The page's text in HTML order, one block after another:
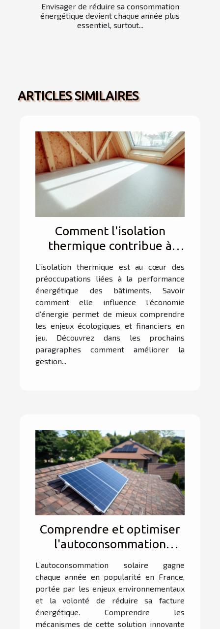
Envisager de réduire sa consommation
énergétique devient chaque année plus
essentiel, surtout...
ARTICLES SIMILAIRES
Comment l'isolation
thermique contribue à
L’isolation thermique est au cœur des
préoccupations liées à la performance
énergétique des bâtiments. Savoir
comment elle influence l’économie
d’énergie permet de mieux comprendre
les enjeux écologiques et financiers en
jeu. Découvrez dans les prochains
paragraphes comment améliorer la
gestion...
Comprendre et optimiser
l'autoconsommation
L’autoconsommation solaire gagne
chaque année en popularité en France,
portée par les enjeux environnementaux
et la volonté de réduire sa facture
énergétique. Comprendre les
mécanismes de cette solution innovante